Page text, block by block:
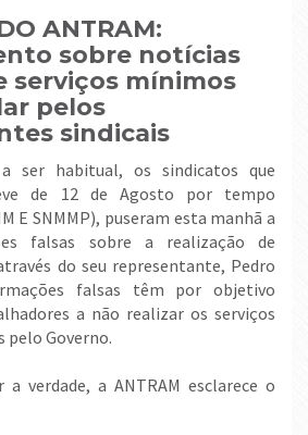
ANTRAM:
sobre notícias
serviços mínimos
pelos
sindicais
ser habitual, os sindicatos que
de 12 de Agosto por tempo
E SNMMP), puseram esta manhã a
falsas sobre a realização de
do seu representante, Pedro
falsas têm por objetivo
a não realizar os serviços
pelo Governo.
verdade, a ANTRAM esclarece o